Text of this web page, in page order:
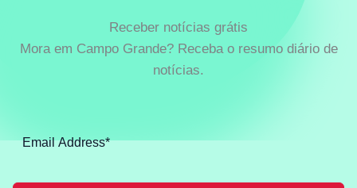
Receber notícias grátis
Mora em Campo Grande? Receba o resumo diário de
notícias.